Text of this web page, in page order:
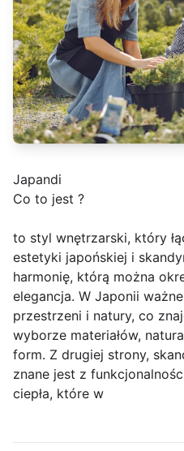
Japandi
Co to jest ?
to styl wnętrzarski, który
estetyki japońskiej i
harmonię, którą można
elegancja. W Japonii
przestrzeni i natury, co
wyborze materiałów,
form. Z drugiej strony,
znane jest z
ciepła, które w